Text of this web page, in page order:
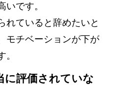
いです。
れていると辞めたいと
モチベーションが下が
に評価されていな